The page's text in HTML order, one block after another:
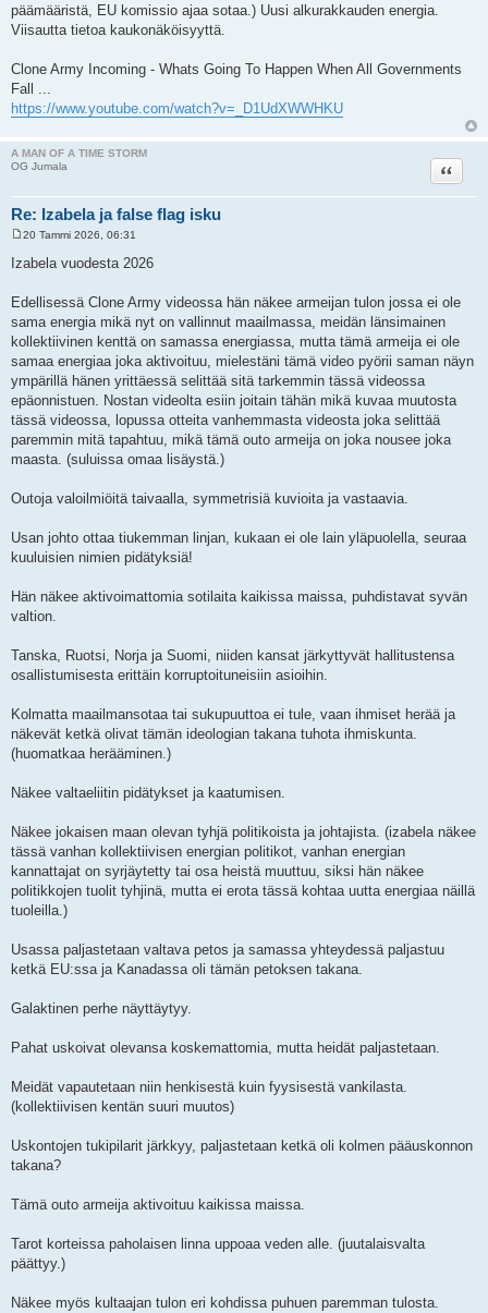
päämääristä, EU komissio ajaa sotaa.) Uusi alkurakkauden energia.
Viisautta tietoa kaukonäköisyyttä.
Clone Army Incoming - Whats Going To Happen When All Governments
Fall ...
https://www.youtube.com/watch?v=_D1UdXWWHKU
A MAN OF A TIME STORM
OG Jumala
Re: Izabela ja false flag isku
Lainaa
e
i
20 Tammi 2026, 06:31
Izabela vuodesta 2026
Edellisessä Clone Army videossa hän näkee armeijan tulon jossa ei ole
sama energia mikä nyt on vallinnut maailmassa, meidän länsimainen
kollektiivinen kenttä on samassa energiassa, mutta tämä armeija ei ole
samaa energiaa joka aktivoituu, mielestäni tämä video pyörii saman näyn
ympärillä hänen yrittäessä selittää sitä tarkemmin tässä videossa
epäonnistuen. Nostan videolta esiin joitain tähän mikä kuvaa muutosta
tässä videossa, lopussa otteita vanhemmasta videosta joka selittää
paremmin mitä tapahtuu, mikä tämä outo armeija on joka nousee joka
maasta. (suluissa omaa lisäystä.)
Outoja valoilmiöitä taivaalla, symmetrisiä kuvioita ja vastaavia.
Usan johto ottaa tiukemman linjan, kukaan ei ole lain yläpuolella, seuraa
kuuluisien nimien pidätyksiä!
Hän näkee aktivoimattomia sotilaita kaikissa maissa, puhdistavat syvän
valtion.
Tanska, Ruotsi, Norja ja Suomi, niiden kansat järkyttyvät hallitustensa
osallistumisesta erittäin korruptoituneisiin asioihin.
Kolmatta maailmansotaa tai sukupuuttoa ei tule, vaan ihmiset herää ja
näkevät ketkä olivat tämän ideologian takana tuhota ihmiskunta.
(huomatkaa herääminen.)
Näkee valtaeliitin pidätykset ja kaatumisen.
Näkee jokaisen maan olevan tyhjä politikoista ja johtajista. (izabela näkee
tässä vanhan kollektiivisen energian politikot, vanhan energian
kannattajat on syrjäytetty tai osa heistä muuttuu, siksi hän näkee
politikkojen tuolit tyhjinä, mutta ei erota tässä kohtaa uutta energiaa näillä
tuoleilla.)
Usassa paljastetaan valtava petos ja samassa yhteydessä paljastuu
ketkä EU:ssa ja Kanadassa oli tämän petoksen takana.
Galaktinen perhe näyttäytyy.
Pahat uskoivat olevansa koskemattomia, mutta heidät paljastetaan.
Meidät vapautetaan niin henkisestä kuin fyysisestä vankilasta.
(kollektiivisen kentän suuri muutos)
Uskontojen tukipilarit järkkyy, paljastetaan ketkä oli kolmen pääuskonnon
takana?
Tämä outo armeija aktivoituu kaikissa maissa.
Tarot korteissa paholaisen linna uppoaa veden alle. (juutalaisvalta
päättyy.)
Näkee myös kultaajan tulon eri kohdissa puhuen paremman tulosta.